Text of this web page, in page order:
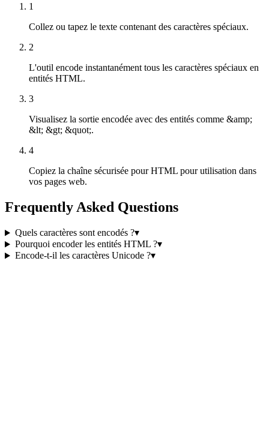
1
Collez ou tapez le texte contenant des caractères spéciaux.
2
L'outil encode instantanément tous les caractères spéciaux en
entités HTML.
3
Visualisez la sortie encodée avec des entités comme &amp;
&lt; &gt; &quot;.
4
Copiez la chaîne sécurisée pour HTML pour utilisation dans
vos pages web.
Frequently Asked Questions
Quels caractères sont encodés ?▾
Pourquoi encoder les entités HTML ?▾
Encode-t-il les caractères Unicode ?▾